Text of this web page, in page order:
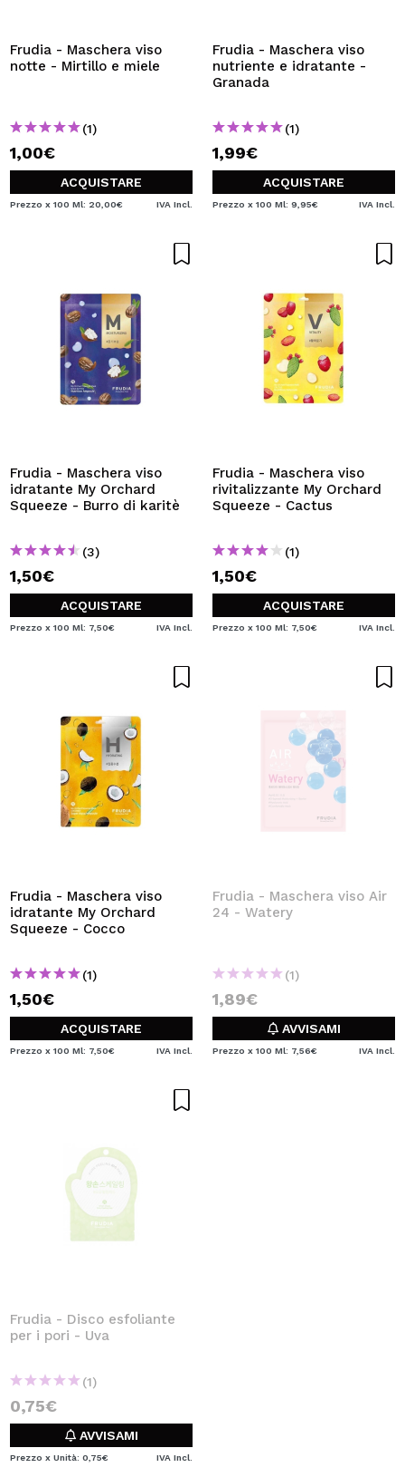
Creando un account su Maquibeauty.it potrai fare i tuoi
acquisti velocemente, controllare lo stato dei tuoi ordini e
consultare le tue operazioni precedenti.
CREARE UN ACCOUNT
Frudia - Maschera viso
notte - Mirtillo e miele
(1)
1,00€
ACQUISTARE
Prezzo x 100 Ml: 20,00€ IVA Incl.
Frudia - Maschera viso
nutriente e idratante -
Granada
(1)
1,99€
ACQUISTARE
Prezzo x 100 Ml: 9,95€ IVA Incl.
Frudia - Maschera viso
idratante My Orchard
Squeeze - Burro di karitè
(3)
1,50€
ACQUISTARE
Prezzo x 100 Ml: 7,50€ IVA Incl.
Frudia - Maschera viso
rivitalizzante My Orchard
Squeeze - Cactus
(1)
1,50€
ACQUISTARE
Prezzo x 100 Ml: 7,50€ IVA Incl.
Frudia - Maschera viso
idratante My Orchard
Squeeze - Cocco
(1)
1,50€
ACQUISTARE
Prezzo x 100 Ml: 7,50€ IVA Incl.
Frudia - Maschera viso Air
24 - Watery
(1)
1,89€
AVVISAMI
Prezzo x 100 Ml: 7,56€ IVA Incl.
Frudia - Disco esfoliante
per i pori - Uva
(1)
0,75€
AVVISAMI
Prezzo x Unità: 0,75€ IVA Incl.